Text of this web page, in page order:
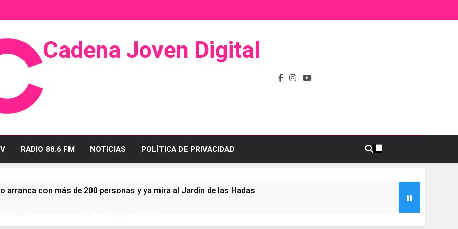
Cadena Joven Digital
Radio Y Televisión
RADIO 88.6 FM NOTICIAS POLÍTICA DE PRIVACIDAD
arranca con más de 200 personas y ya mira al Jardín de las Hadas
linense tras conquistar la élite del baloncesto